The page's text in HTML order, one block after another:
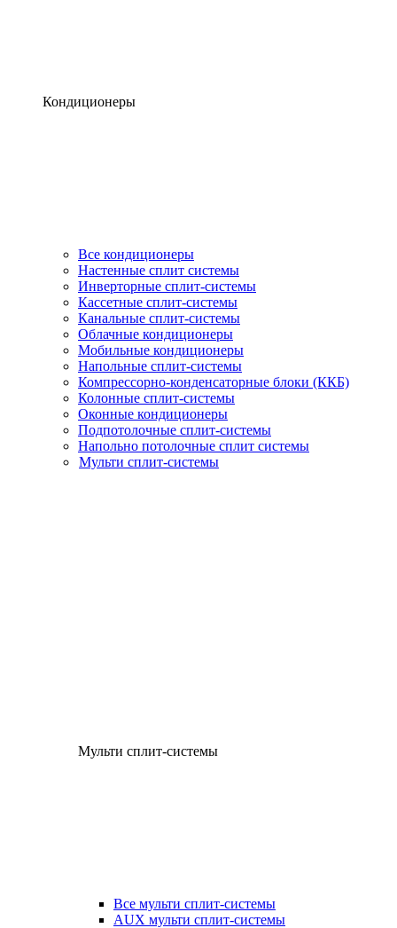
Кондиционеры
Все кондиционеры
Настенные сплит системы
Инверторные сплит-системы
Кассетные сплит-системы
Канальные сплит-системы
Облачные кондиционеры
Мобильные кондиционеры
Напольные сплит-системы
Компрессорно-конденсаторные блоки (ККБ)
Колонные сплит-системы
Оконные кондиционеры
Подпотолочные сплит-системы
Напольно потолочные сплит системы
Мульти сплит-системы
Мульти сплит-системы
Все мульти сплит-системы
AUX мульти сплит-системы